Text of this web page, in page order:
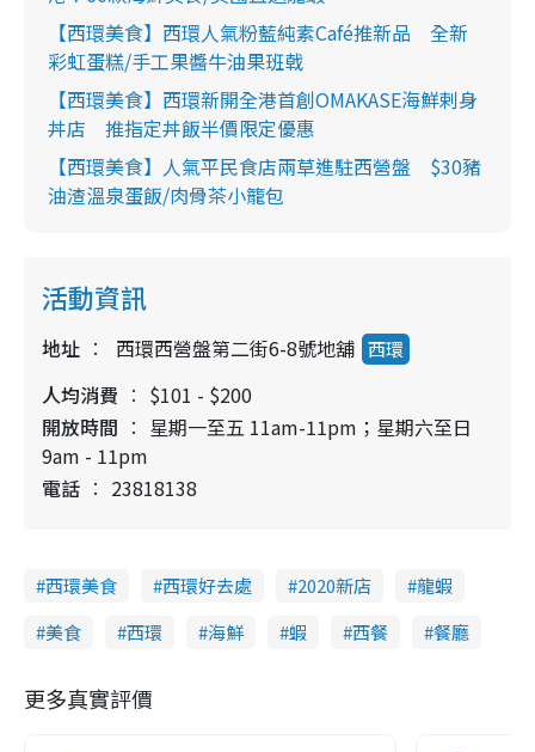
【西環美食】西環人氣粉藍純素Café推新品 全新
彩虹蛋糕/手工果醬牛油果班戟
【西環美食】西環新開全港首創OMAKASE海鮮剌身
丼店 推指定丼飯半價限定優惠
【西環美食】人氣平民食店兩草進駐西營盤 $30豬
油渣溫泉蛋飯/肉骨茶小籠包
活動資訊
地址 西環西營盤第二街6-8號地舖 西環
人均消費
$101 - $200
開放時間
星期一至五 11am-11pm；星期六至日
9am - 11pm
電話
23818138
西環美食 西環好去處 2020新店
龍蝦
美食
西環 海鮮 蝦 西餐 餐廳
更多真實評價